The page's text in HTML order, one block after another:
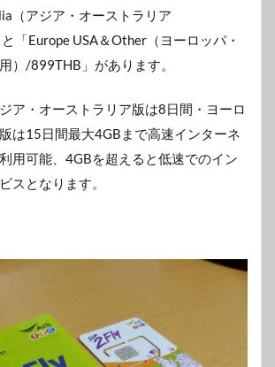
（アジア・オーストラリア
「Europe USA＆Other（ヨーロッパ・
）/899THB」があります。
ア・オーストラリア版は8日間・ヨーロ
は15日間最大4GBまで高速インターネ
用可能、4GBを超えると低速でのイン
スとなります。